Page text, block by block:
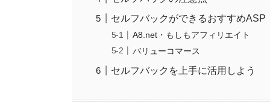
セルフバックができるおすすめASP
A8.net・もしもアフィリエイト
バリューコマース
セルフバックを上手に活用しよう